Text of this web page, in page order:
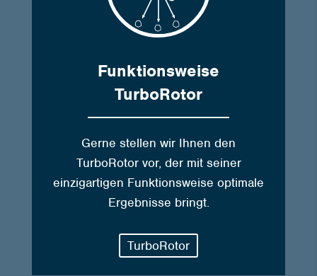
Funktionsweise
TurboRotor
Gerne stellen wir Ihnen den
TurboRotor vor, der mit seiner
einzigartigen Funktionsweise optimale
Ergebnisse bringt.
TurboRotor